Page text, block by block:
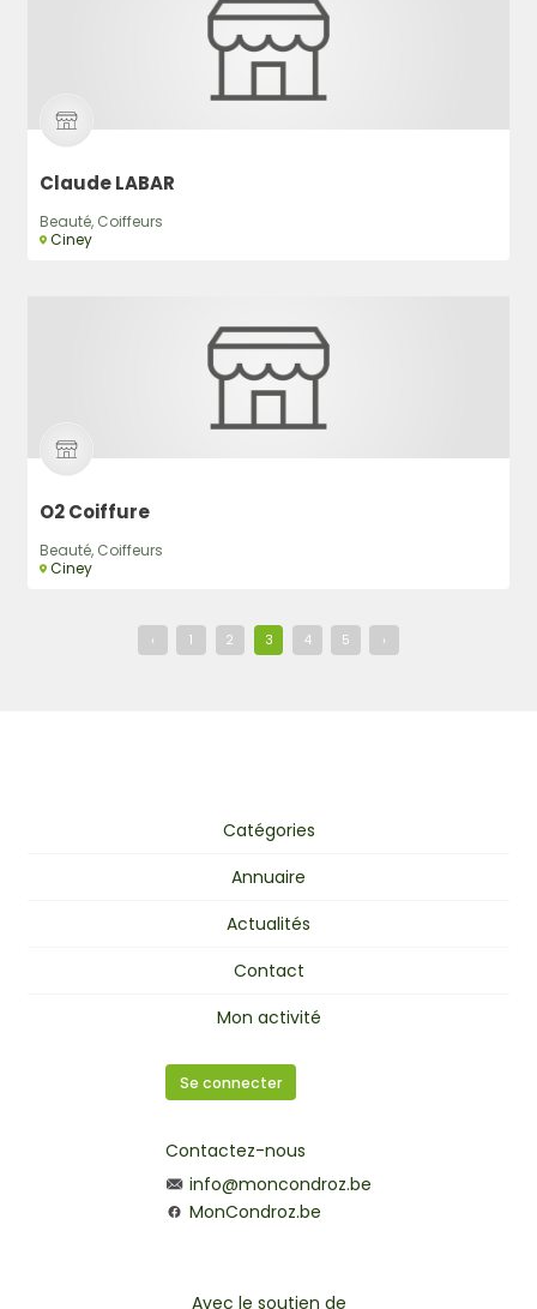
Claude LABAR
Beauté, Coiffeurs
Ciney
O2 Coiffure
Beauté, Coiffeurs
Ciney
‹ 1 2 3 4 5 ›
Catégories
Annuaire
Actualités
Contact
Mon activité
Se connecter
Contactez-nous
info@moncondroz.be
MonCondroz.be
Avec le soutien de